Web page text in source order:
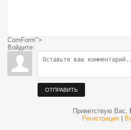
ComForm">
Войдите:
ОТПРАВИТЬ
Приветствую Вас,
Регистрация|